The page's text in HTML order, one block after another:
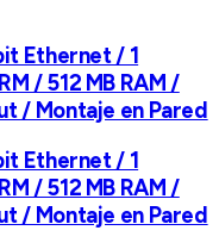
Ethernet / 1
/ 512 MB RAM /
/ Montaje en Pared
Ethernet / 1
/ 512 MB RAM /
/ Montaje en Pared